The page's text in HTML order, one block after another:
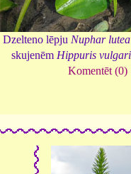
Dzelteno lēpju Nuphar lutea
skujenēm Hippuris
Komentēt (0)